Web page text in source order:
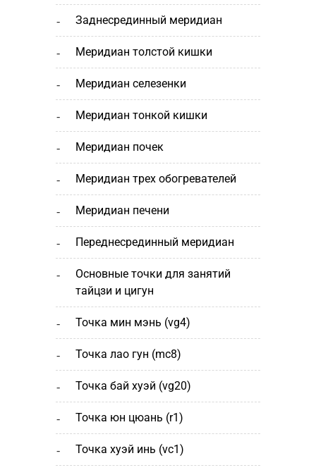
заднесрединный меридиан
меридиан толстой кишки
меридиан селезенки
меридиан тонкой кишки
меридиан почек
меридиан трех обогревателей
меридиан печени
переднесрединный меридиан
основные точки для занятий
тайцзи и цигун
точка мин мэнь (vg4)
точка лао гун (mc8)
точка бай хуэй (vg20)
точка юн цюань (r1)
точка хуэй инь (vc1)